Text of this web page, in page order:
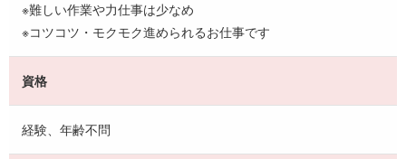
※難しい作業や力仕事は少なめ
※コツコツ・モクモク進められるお仕事です
資格
経験、年齢不問